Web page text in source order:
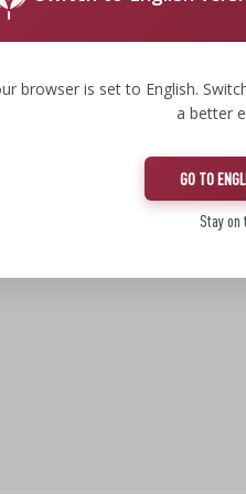
browser is set to English.
a better
GO TO
Stay on
INFORMAÇÕES
Novidades
Catálogo de produtos Browin